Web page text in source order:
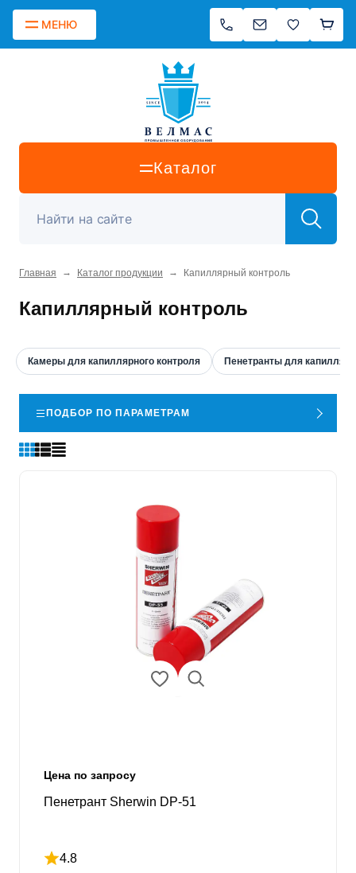
МЕНЮ
Каталог
Главная → Каталог продукции → Капиллярный контроль
Капиллярный контроль
Камеры для капиллярного контроля Пенетранты для
ПОДБОР ПО ПАРАМЕТРАМ
Цена по запросу
Пенетрант Sherwin DP-51
4.8
Рейтинг 4.8 из 5